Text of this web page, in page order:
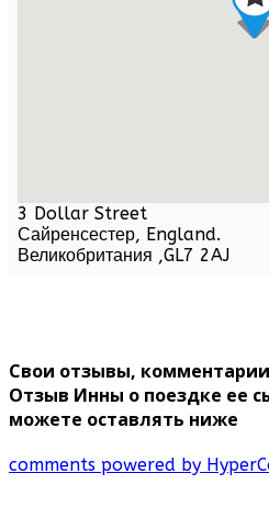
3 Dollar Street
Сайренсестер, England.
Великобритания ,GL7 2AJ
Свои отзывы,
Отзыв Инны о поездке ее
можете оставлять ниже
comments powered by